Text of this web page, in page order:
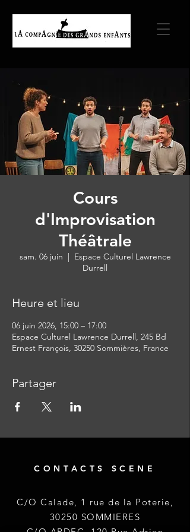
Cours
d'Improvisation
Théâtrale
sam. 06 juin
  |
Espace Culturel Lawrence
Durrell
Heure et lieu
06 juin 2026, 15:00 – 17:00
Espace Culturel Lawrence Durrell, 245 Bd
Ernest François, 30250 Sommières, France
Partager
CONTACTS SCENE
C/O Calade, 1 rue de la Poterie,
30250 SOMMIERES